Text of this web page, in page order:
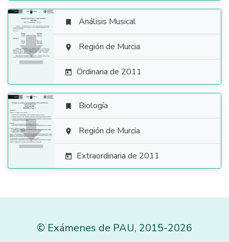

 Análisis Musical
 Región de Murcia
 Ordinaria de 2011

 Biología
 Región de Murcia
 Extraordinaria de 2011
© Exámenes de PAU, 2015-2026